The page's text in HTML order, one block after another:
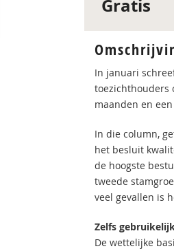
Gratis
In januari
toezichthouders
maanden en
In die column,
het besluit
de hoogste
tweede
veel gevallen is
Zelfs
De wettelijke